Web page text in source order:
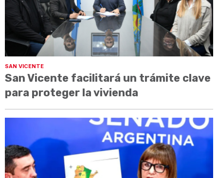
SAN VICENTE
San Vicente facilitará un trámite clave
para proteger la vivienda